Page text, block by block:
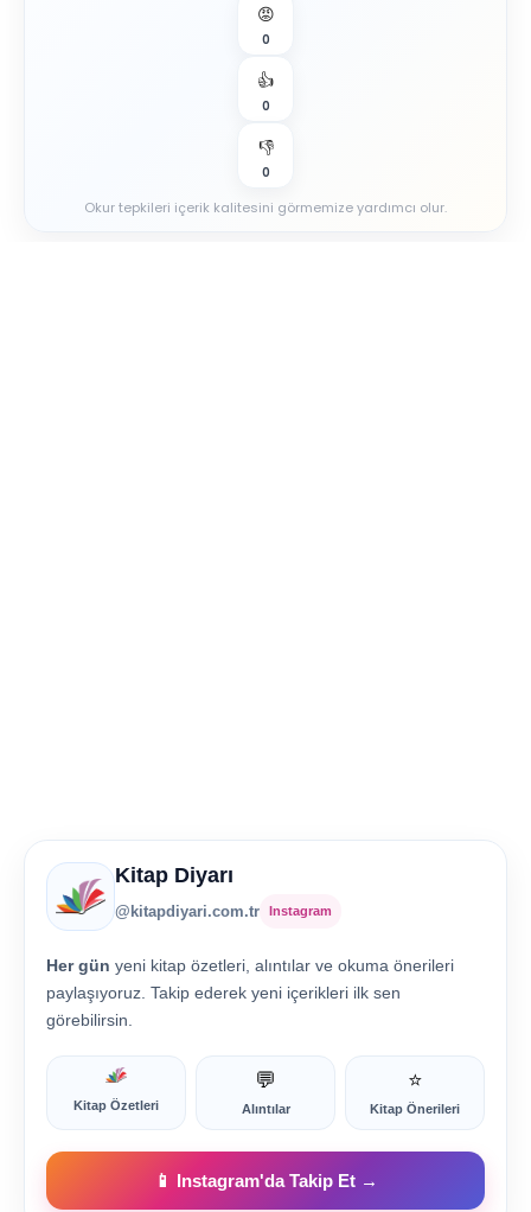
😡
0
👍
0
👎
0
Okur tepkileri içerik kalitesini görmemize yardımcı olur.
Kitap Diyarı
@kitapdiyari.com.tr Instagram
Her gün yeni kitap özetleri, alıntılar ve okuma önerileri
paylaşıyoruz. Takip ederek yeni içerikleri ilk sen
görebilirsin.
Kitap Özetleri
💬
Alıntılar
⭐
Kitap Önerileri
📱 Instagram'da Takip Et →